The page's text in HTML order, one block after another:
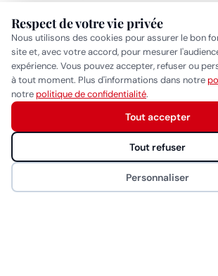
BaByliss Pro
Gammapiu
Eurostil
Respect de votre vie privée
Nous utilisons des cookies pour assurer le bon
site et, avec votre accord, pour mesurer
expérience. Vous pouvez accepter, refuser ou
à tout moment. Plus d'informations dans notre
notrepolitique de confidentialité.
Personnaliser
Tout refuser
Tout accepter
Beauty Hair Products
Réponse généralement sous quelques heures
Démarrer la